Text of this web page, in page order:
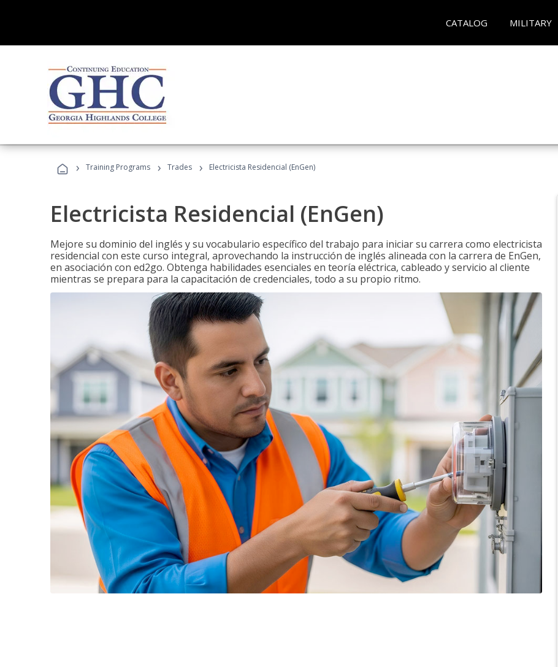
CATALOG MILITARY
› Training Programs › Trades › Electricista Residencial (EnGen)
Electricista Residencial (EnGen)
Mejore su dominio del inglés y su vocabulario específico del trabajo para iniciar su carrera como electricista
residencial con este curso integral, aprovechando la instrucción de inglés alineada con la carrera de EnGen,
en asociación con ed2go. Obtenga habilidades esenciales en teoría eléctrica, cableado y servicio al cliente
mientras se prepara para la capacitación de credenciales, todo a su propio ritmo.